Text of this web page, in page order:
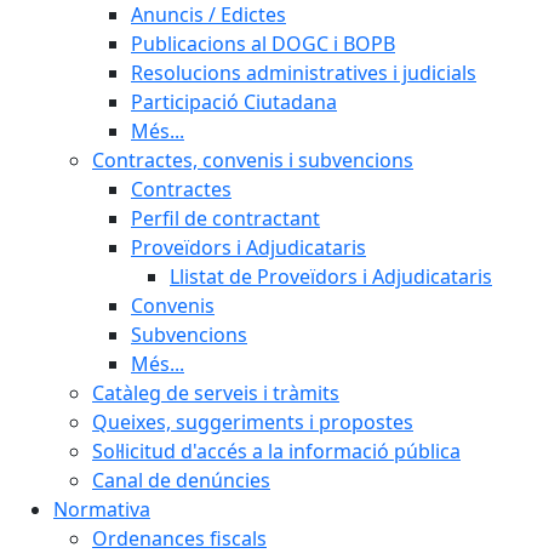
Anuncis / Edictes
Publicacions al DOGC i BOPB
Resolucions administratives i judicials
Participació Ciutadana
Més...
Contractes, convenis i subvencions
Contractes
Perfil de contractant
Proveïdors i Adjudicataris
Llistat de Proveïdors i Adjudicataris
Convenis
Subvencions
Més...
Catàleg de serveis i tràmits
Queixes, suggeriments i propostes
Sol·licitud d'accés a la informació pública
Canal de denúncies
Normativa
Ordenances fiscals